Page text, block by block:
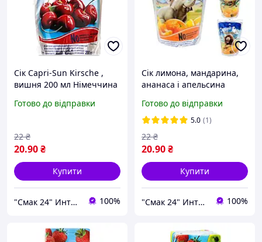
Сік Capri-Sun Kirsche ,
вишня 200 мл Німеччина
Готово до відправки
20.90₴
22 ₴
Купити
"Смак 24" Интернет-магазин 100%
Сік лимона, мандарина,
ананаса і апельсина
мл Німеччина
Готово до відправки
5.0 (1)
20.90₴
22 ₴
Купити
"Смак 24" Интернет-магазин 100%